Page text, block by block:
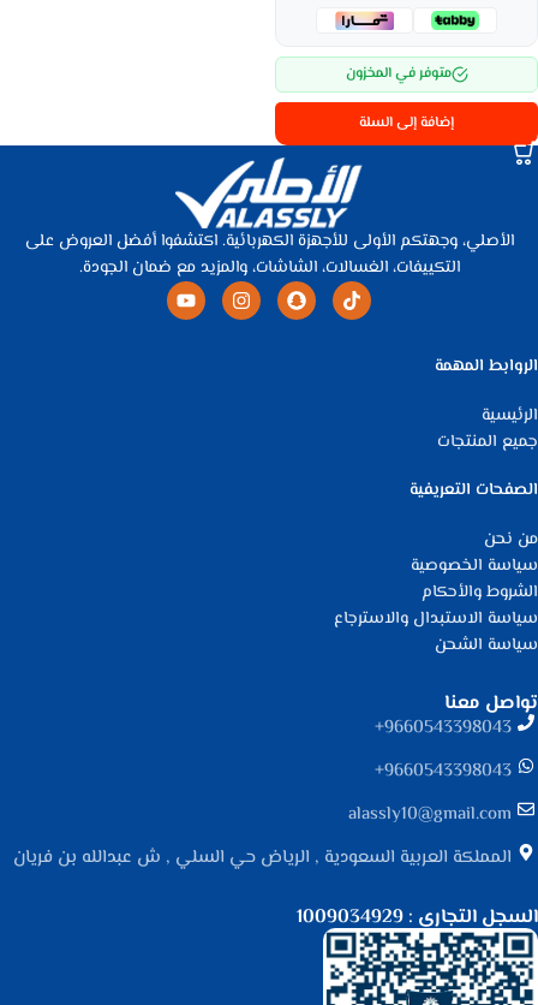
متوفر في المخزون
إضافة إلى السلة
الأصلي، وجهتكم الأولى للأجهزة الكهربائية. اكتشفوا أفضل العروض على
التكييفات، الغسالات، الشاشات، والمزيد مع ضمان الجودة.
الروابط المهمة
الرئيسية
جميع المنتجات
الصفحات التعريفية
من نحن
سياسة الخصوصية
الشروط والأحكام
سياسة الاستبدال والاسترجاع
سياسة الشحن
تواصل معنا
9660543398043⁩+
9660543398043⁩+
alassly10@gmail.com
المملكة العربية السعودية , الرياض حي السلي , ش عبدالله بن فريان
السجل التجاري : 1009034929